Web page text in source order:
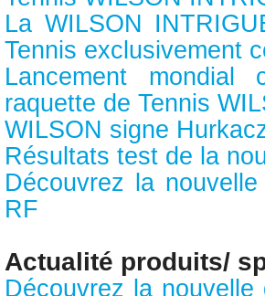
La WILSON
Tennis exclusivement
Lancement
raquette de Tennis
WILSON signe
Résultats test de la
Découvrez la
RF
Actualité produits/
Découvrez la